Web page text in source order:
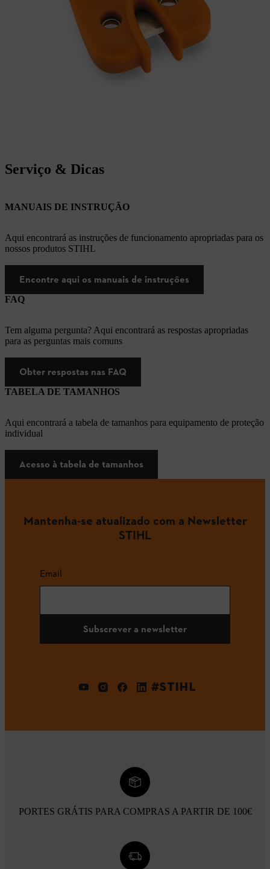
Serviço & Dicas
MANUAIS DE INSTRUÇÃO
Aqui encontrará as instruções de funcionamento apropriadas para os
nossos produtos STIHL
Encontre aqui os manuais de instruções
FAQ
Tem alguma pergunta? Aqui encontrará as respostas apropriadas
para as perguntas mais comuns
Obter respostas nas FAQ
TABELA DE TAMANHOS
Aqui encontrará a tabela de tamanhos para equipamento de proteção
individual
Acesso à tabela de tamanhos
Mantenha-se atualizado com a Newsletter
STIHL
Email
Subscrever a newsletter
#STIHL
PORTES GRÁTIS PARA COMPRAS A PARTIR DE 100€